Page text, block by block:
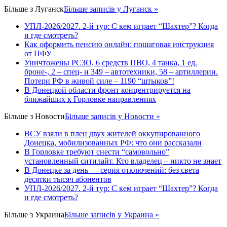
Більше з ЛуганскБільше записів у Луганск »
УПЛ-2026/2027. 2-й тур: С кем играет “Шахтер”? Когда
и где смотреть?
Как оформить пенсию онлайн: пошаговая инструкция
от ПФУ
Уничтожены РСЗО, 6 средств ПВО, 4 танка, 1 ед.
броне-, 2 – спец- и 349 – автотехники, 58 – артиллерии.
Потери РФ в живой силе – 1190 “штыков”!
В Донецкой области фронт концентрируется на
ближайших к Горловке направлениях
Більше з НовостиБільше записів у Новости »
ВСУ взяли в плен двух жителей оккупированного
Донецка, мобилизованных РФ: что они рассказали
В Горловке требуют снести “самовольно”
установленный ситилайт. Кто владелец – никто не знает
В Донецке за день — серия отключений: без света
десятки тысяч абонентов
УПЛ-2026/2027. 2-й тур: С кем играет “Шахтер”? Когда
и где смотреть?
Більше з УкраинаБільше записів у Украина »